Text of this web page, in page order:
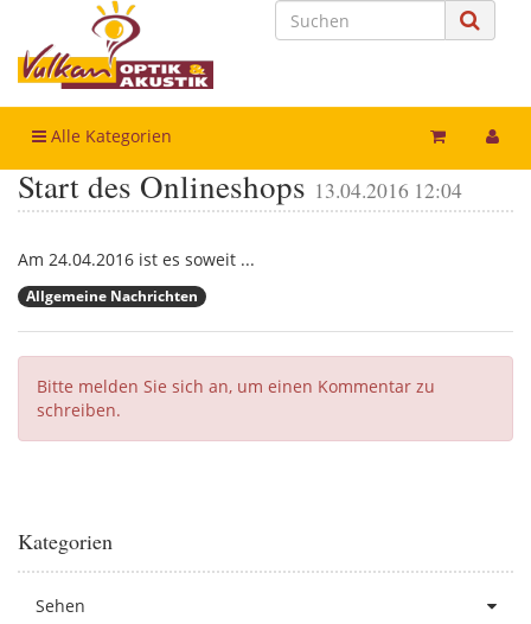
Alle Kategorien
Start des Onlineshops 13.04.2016 12:04
Am 24.04.2016 ist es soweit ...
Allgemeine Nachrichten
Bitte melden Sie sich an, um einen Kommentar zu
schreiben.
Kategorien
Sehen